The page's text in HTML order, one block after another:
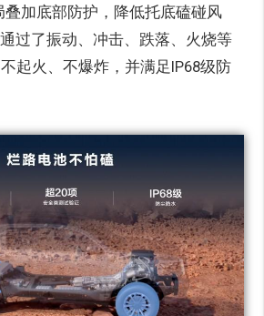
加底部防护，降低托底磕碰风
过了振动、冲击、跌落、火烧等
起火、不爆炸，并满足IP68级防